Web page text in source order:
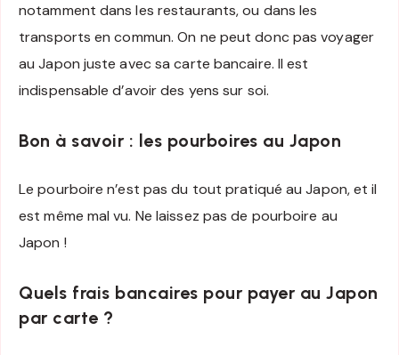
notamment dans les restaurants, ou dans les
transports en commun. On ne peut donc pas voyager
au Japon juste avec sa carte bancaire. Il est
indispensable d’avoir des yens sur soi.
Bon à savoir : les pourboires au Japon
Le pourboire n’est pas du tout pratiqué au Japon, et il
est même mal vu. Ne laissez pas de pourboire au
Japon !
Quels frais bancaires pour payer au Japon
par carte ?